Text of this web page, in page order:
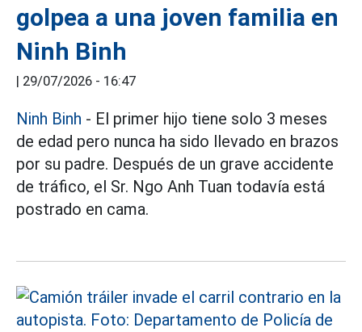
golpea a una joven familia en
Ninh Binh
| 29/07/2026 - 16:47
Ninh Binh - El primer hijo tiene solo 3 meses
de edad pero nunca ha sido llevado en brazos
por su padre. Después de un grave accidente
de tráfico, el Sr. Ngo Anh Tuan todavía está
postrado en cama.